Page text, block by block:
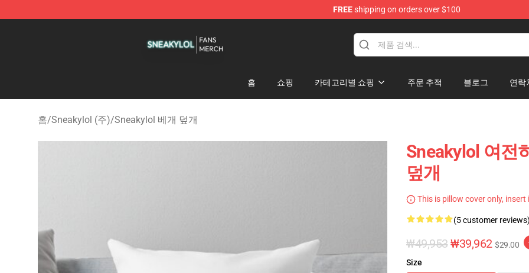
FREEshipping on orders over $100
홈 쇼핑 카테고리별 쇼핑 주문 추적 블로그 연락
홈/Sneakylol (주)/Sneakylol 베개 덮개
Sneakylol 여전
덮개
This is pillow cover only,
(5 customer
₩49,953 ₩39,962 $29.00
Size